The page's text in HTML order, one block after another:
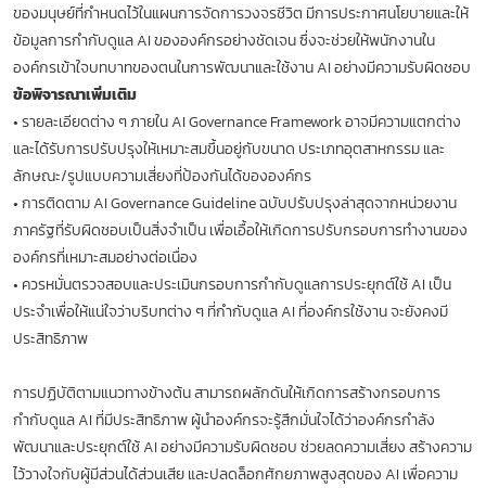
ของมนุษย์ที่กำหนดไว้ในแผนการจัดการวงจรชีวิต มีการประกาศนโยบายและให้
ข้อมูลการกำกับดูแล AI ขององค์กรอย่างชัดเจน ซึ่งจะช่วยให้พนักงานใน
องค์กรเข้าใจบทบาทของตนในการพัฒนาและใช้งาน AI อย่างมีความรับผิดชอบ
ข้อพิจารณาเพิ่มเติม
•รายละเอียดต่าง ๆ ภายใน AI Governance Framework อาจมีความแตกต่าง
และได้รับการปรับปรุงให้เหมาะสมขึ้นอยู่กับขนาด ประเภทอุตสาหกรรม และ
ลักษณะ/รูปแบบความเสี่ยงที่ป้องกันได้ขององค์กร
•การติดตาม AI Governance Guideline ฉบับปรับปรุงล่าสุดจากหน่วยงาน
ภาครัฐที่รับผิดชอบเป็นสิ่งจำเป็น เพื่อเอื้อให้เกิดการปรับกรอบการทำงานของ
องค์กรที่เหมาะสมอย่างต่อเนื่อง
• ควรหมั่นตรวจสอบและประเมินกรอบการกำกับดูแลการประยุกต์ใช้ AI เป็น
ประจำเพื่อให้แน่ใจว่าบริบทต่าง ๆ ที่กำกับดูแล AI ที่องค์กรใช้งาน จะยังคงมี
ประสิทธิภาพ
การปฏิบัติตามแนวทางข้างต้น สามารถผลักดันให้เกิดการสร้างกรอบการ
กำกับดูแล AI ที่มีประสิทธิภาพ ผู้นำองค์กรจะรู้สึกมั่นใจได้ว่าองค์กรกำลัง
พัฒนาและประยุกต์ใช้ AI อย่างมีความรับผิดชอบ ช่วยลดความเสี่ยง สร้างความ
ไว้วางใจกับผู้มีส่วนได้ส่วนเสีย และปลดล็อกศักยภาพสูงสุดของ AI เพื่อความ